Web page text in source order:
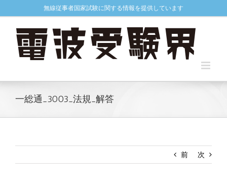
to
無線従事者国家試験に関する情報を提供しています
一総通_3003_法規_解答
前 次